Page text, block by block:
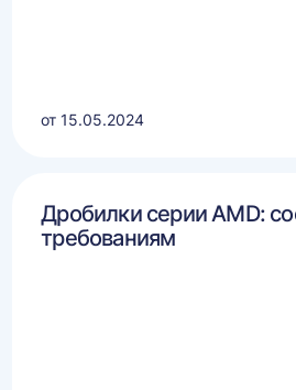
от 15.05.2024
Дробилки серии AMD:
требованиям